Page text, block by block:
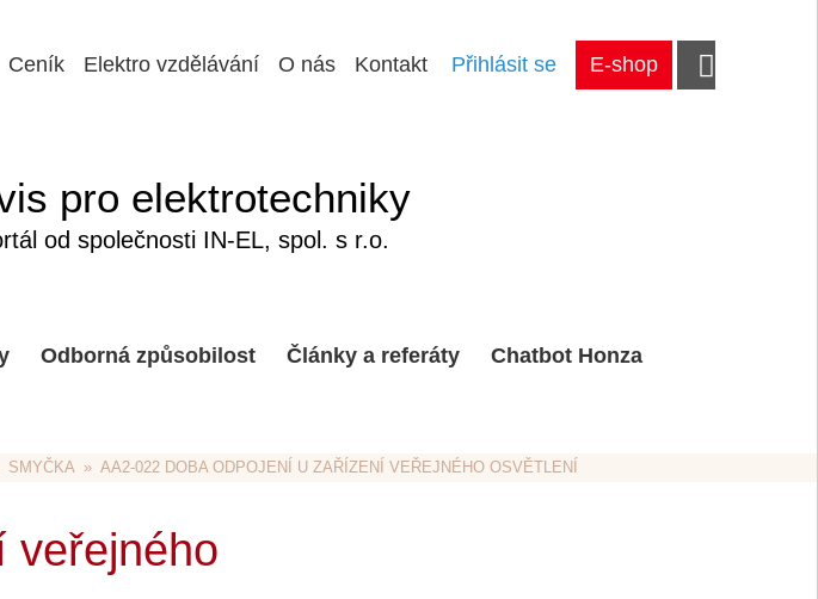
Přihlásit se E-shop
Ceník Elektro vzdělávání O nás Kontakt
pro elektrotechniky
od společnosti IN-EL, spol. s r.o.
Odborná způsobilost Články a referáty Chatbot Honza
SMYČKA
  »  AA2-022 DOBA ODPOJENÍ U ZAŘÍZENÍ VEŘEJNÉHO OSVĚTLENÍ
veřejného